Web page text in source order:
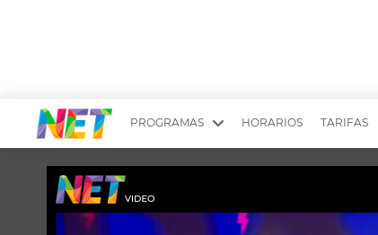
PROGRAMAS
YUYITO A LA TARDE DR.
HORARIOS TARIFAS